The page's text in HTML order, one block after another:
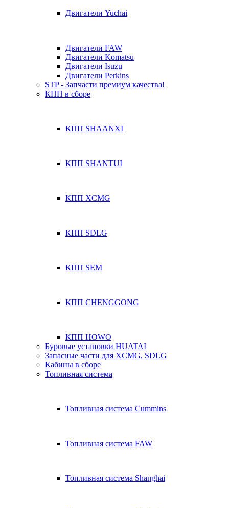
Двигатели Yuchai
Двигатели FAW
Двигатели Komatsu
Двигатели Isuzu
Двигатели Perkins
STP - Запчасти премиум качества!
КПП в сборе
КПП SHAANXI
КПП SHANTUI
КПП XCMG
КПП SDLG
КПП SEM
КПП CHENGGONG
КПП HOWO
Буровые установки HUATAI
Запасные части для XCMG, SDLG
Кабины в сборе
Топливная система
Топливная система Cummins
Топливная система FAW
Топливная система Shanghai